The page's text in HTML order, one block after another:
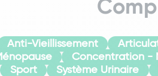
Anti-Vieillissement
Concentration -
Sport Système Urinaire